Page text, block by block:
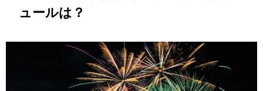
ュールは？